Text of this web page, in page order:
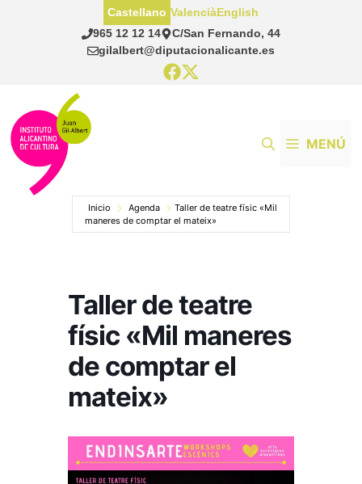
965 12 12 14
C/San Fernando, 44
gilalbert@diputacionalicante.es
Castellano ValenciàEnglish
MENÚ
Inicio Agenda
Taller de teatre físic «Mil
maneres de comptar el mateix»
Taller de teatre
físic «Mil maneres
de comptar el
mateix»